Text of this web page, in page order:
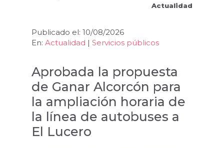
Actualidad
Publicado el: 10/08/2026
En: Actualidad | Servicios públicos
Aprobada la propuesta
de Ganar Alcorcón para
la ampliación horaria de
la línea de autobuses a
El Lucero